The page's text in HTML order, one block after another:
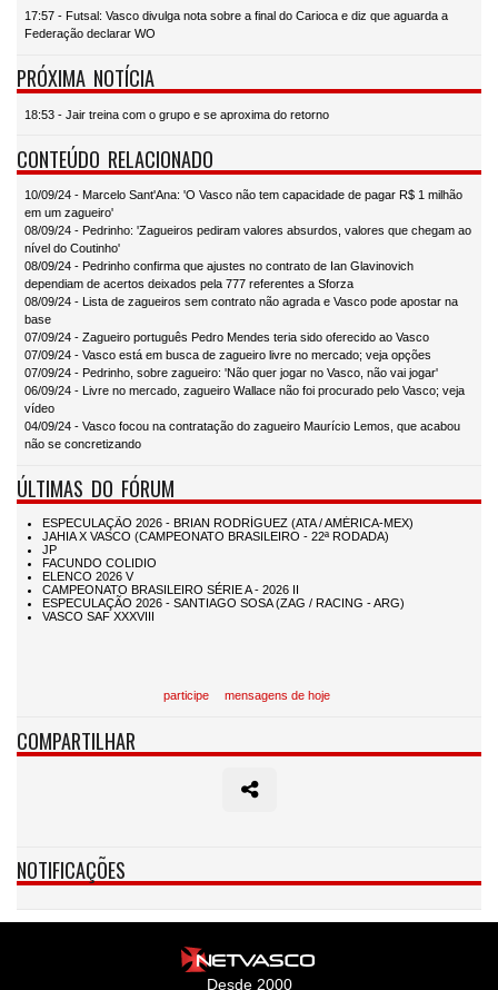
17:57 - Futsal: Vasco divulga nota sobre a final do Carioca e diz que aguarda a
Federação declarar WO
PRÓXIMA NOTÍCIA
18:53 - Jair treina com o grupo e se aproxima do retorno
CONTEÚDO RELACIONADO
10/09/24 - Marcelo Sant'Ana: 'O Vasco não tem capacidade de pagar R$ 1 milhão
em um zagueiro'
08/09/24 - Pedrinho: 'Zagueiros pediram valores absurdos, valores que chegam ao
nível do Coutinho'
08/09/24 - Pedrinho confirma que ajustes no contrato de Ian Glavinovich
dependiam de acertos deixados pela 777 referentes a Sforza
08/09/24 - Lista de zagueiros sem contrato não agrada e Vasco pode apostar na
base
07/09/24 - Zagueiro português Pedro Mendes teria sido oferecido ao Vasco
07/09/24 - Vasco está em busca de zagueiro livre no mercado; veja opções
07/09/24 - Pedrinho, sobre zagueiro: 'Não quer jogar no Vasco, não vai jogar'
06/09/24 - Livre no mercado, zagueiro Wallace não foi procurado pelo Vasco; veja
vídeo
04/09/24 - Vasco focou na contratação do zagueiro Maurício Lemos, que acabou
não se concretizando
ÚLTIMAS DO FÓRUM
participe mensagens de hoje
COMPARTILHAR
NOTIFICAÇÕES
Desde 2000